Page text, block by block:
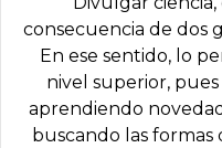
consecuencia de dos
En ese sentido, lo
nivel superior,
aprendiendo
buscando las formas